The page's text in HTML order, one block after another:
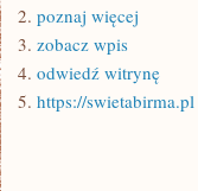
2. poznaj więcej
3. zobacz wpis
4. odwiedź witrynę
5. https://swietabirma.pl